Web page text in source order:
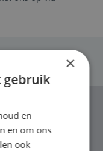
×
gebruik
en
en om ons
ook